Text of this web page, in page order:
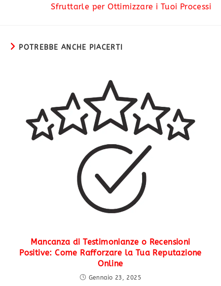
Sfruttarle per Ottimizzare i Tuoi Processi
POTREBBE ANCHE PIACERTI
Mancanza di Testimonianze o Recensioni
Positive: Come Rafforzare la Tua Reputazione
Online
Gennaio 23, 2025